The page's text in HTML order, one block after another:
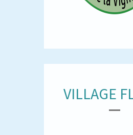
VILLAGE